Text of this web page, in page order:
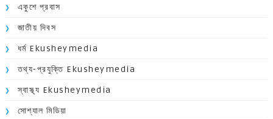
একুশে প্রবাস
জাতীয় দিবস
ধর্ম Ekusheymedia
তথ্য-প্রযুক্তি Ekusheymedia
স্বাস্থ্য Ekusheymedia
সোশ্যাল মিডিয়া